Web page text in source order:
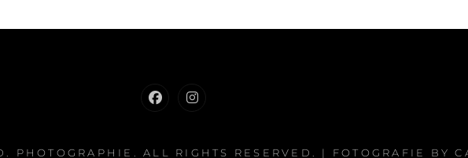
PHOTOGRAPHIE . ALL RIGHTS RESERVED. | FOTOGRAFIE BY